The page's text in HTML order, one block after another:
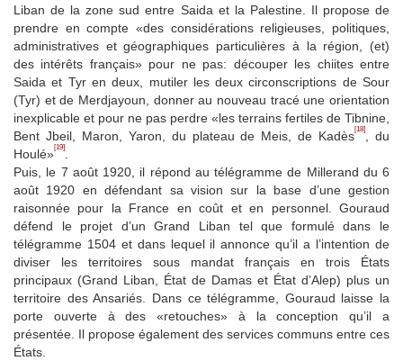
Liban de la zone sud entre Saida et la Palestine. Il propose de
prendre en compte «des considérations religieuses, politiques,
administratives et géographiques particulières à la région, (et)
des intérêts français» pour ne pas: découper les chiites entre
Saida et Tyr en deux, mutiler les deux circonscriptions de Sour
(Tyr) et de Merdjayoun, donner au nouveau tracé une orientation
inexplicable et pour ne pas perdre «les terrains fertiles de Tibnine,
Bent Jbeil, Maron, Yaron, du plateau de Meis, de Kadès[18]
, du
Houlé»[19]
Puis, le 7 août 1920, il répond au télégramme de Millerand du 6
août 1920 en défendant sa vision sur la base d’une gestion
raisonnée pour la France en coût et en personnel. Gouraud
défend le projet d’un Grand Liban tel que formulé dans le
télégramme 1504 et dans lequel il annonce qu’il a l’intention de
diviser les territoires sous mandat français en trois États
principaux (Grand Liban, État de Damas et État d’Alep) plus un
territoire des Ansariés. Dans ce télégramme, Gouraud laisse la
porte ouverte à des «retouches» à la conception qu’il a
présentée. Il propose également des services communs entre ces
États.